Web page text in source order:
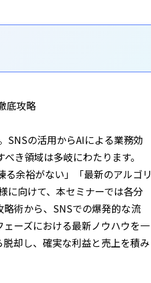
底攻略
SNSの活用からAIによる業務効
き領域は多岐にわたります。
る余裕がない」「最新のアルゴリ
向けて、本セミナーでは各分
術から、SNSでの爆発的な流
ーズにおける最新ノウハウを一
却し、確実な利益と売上を積み